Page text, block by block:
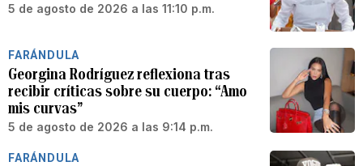
5 de agosto de 2026 a las 11:10 p.m.
FARÁNDULA
Georgina Rodríguez reflexiona tras
recibir críticas sobre su cuerpo: “Amo
mis curvas”
5 de agosto de 2026 a las 9:14 p.m.
FARÁNDULA